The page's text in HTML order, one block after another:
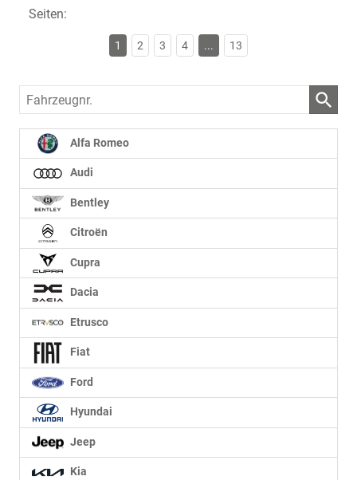
Seiten:
1 2 3 4 ... 13
Fahrzeugnr.
Alfa Romeo
Audi
Bentley
Citroën
Cupra
Dacia
Etrusco
Fiat
Ford
Hyundai
Jeep
Kia